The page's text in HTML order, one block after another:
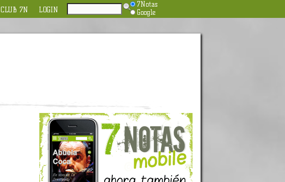
CLUB 7N LOGIN
7Notas
Google